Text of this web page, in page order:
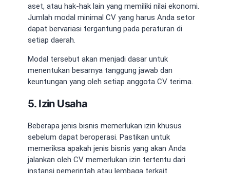
aset, atau hak-hak lain yang memiliki nilai ekonomi.
Jumlah modal minimal CV yang harus Anda setor
dapat bervariasi tergantung pada peraturan di
setiap daerah.
Modal tersebut akan menjadi dasar untuk
menentukan besarnya tanggung jawab dan
keuntungan yang oleh setiap anggota CV terima.
5. Izin Usaha
Beberapa jenis bisnis memerlukan izin khusus
sebelum dapat beroperasi. Pastikan untuk
memeriksa apakah jenis bisnis yang akan Anda
jalankan oleh CV memerlukan izin tertentu dari
instansi pemerintah atau lembaga terkait.